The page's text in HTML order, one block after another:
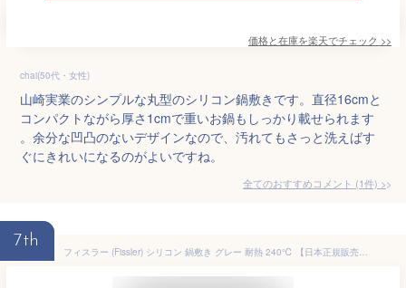
価格と在庫を楽天でチェック >>
chai(50代・女性)
山崎実業のシンプルな丸型のシリコン鍋敷きです。直径16cmと
コンパクトながら厚さ1cmで重いお鍋もしっかり載せられます
。余分な凹凸のないデザインなので、汚れてもさっと洗えばす
ぐにきれいになるのがよいですね。
全てのおすすめコメント (1件) >
7th
フィスラー (Fissler) シリコン 鍋敷き グレー 耐熱 240℃ 【日本正規販売品】 EMA-SRN001G